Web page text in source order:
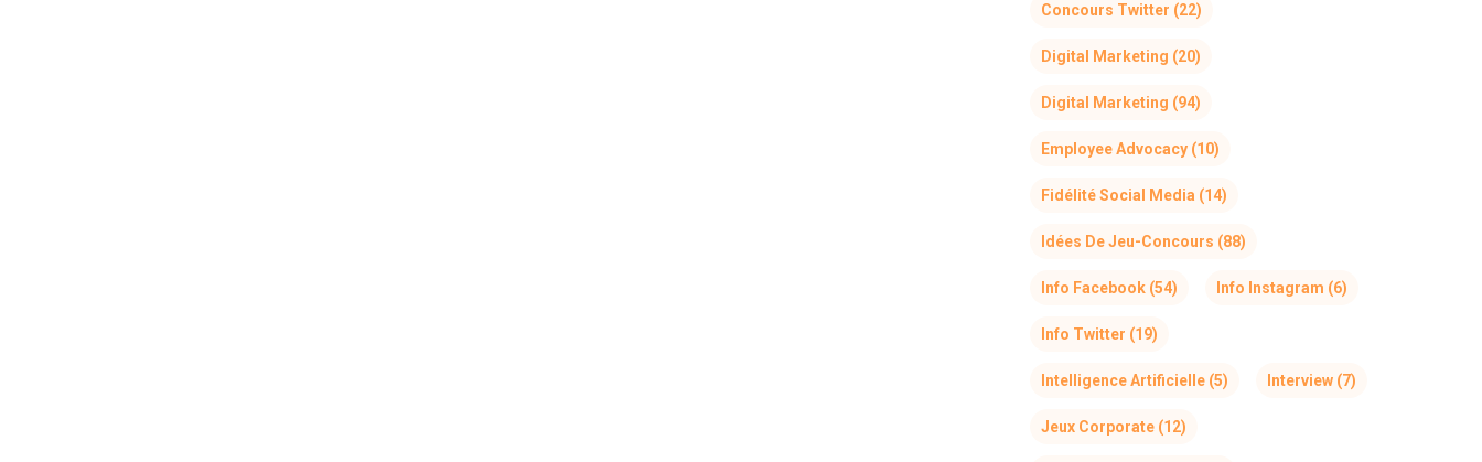
Concours Twitter (22)
Digital Marketing (20)
Digital Marketing (94)
Employee Advocacy(10)
Fidélité Social Media (14)
Idées De Jeu-Concours (88)
Info Facebook(54) Info Instagram (6)
Info Twitter (19)
Intelligence Artificielle(5) Interview(7)
Jeux Corporate(12)